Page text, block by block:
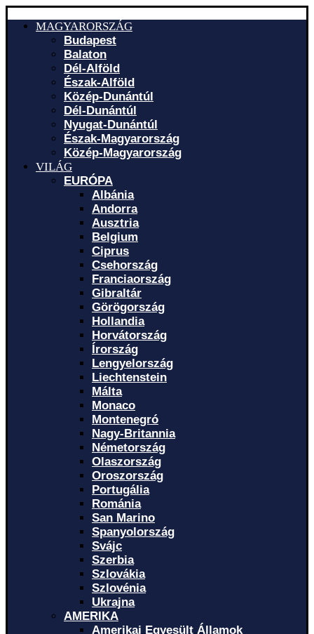
MAGYARORSZÁG
Budapest
Balaton
Dél-Alföld
Észak-Alföld
Közép-Dunántúl
Dél-Dunántúl
Nyugat-Dunántúl
Észak-Magyarország
Közép-Magyarország
VILÁG
EURÓPA
Albánia
Andorra
Ausztria
Belgium
Ciprus
Csehország
Franciaország
Gibraltár
Görögország
Hollandia
Horvátország
Írország
Lengyelország
Liechtenstein
Málta
Monaco
Montenegró
Nagy-Britannia
Németország
Olaszország
Oroszország
Portugália
Románia
San Marino
Spanyolország
Svájc
Szerbia
Szlovákia
Szlovénia
Ukrajna
AMERIKA
Amerikai Egyesült Államok